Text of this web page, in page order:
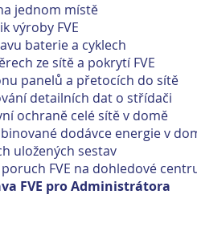
jednom místě
výroby FVE
baterie a cyklech
ze sítě a pokrytí FVE
panelů a přetocích do sítě
detailních dat o střídači
ochraně celé sítě v domě
dodávce energie v
uložených sestav
FVE na dohledové
FVE pro Administrátora